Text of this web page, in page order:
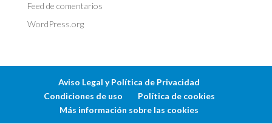
Feed de comentarios
WordPress.org
Aviso Legal y Política de Privacidad
Condiciones de uso
Política de cookies
Más información sobre las cookies